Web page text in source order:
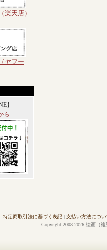
楽天店）
ヤフー
】
ら
特定商取引法に基づく表記 | 支払い方法につい
Copyright 2008-2026 絵画（